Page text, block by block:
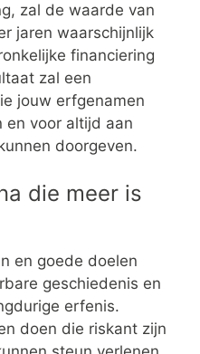
zal de waarde van
jaren waarschijnlijk
financiering
zal een
jouw erfgenamen
en voor altijd aan
doorgeven.
die meer is
en goede doelen
geschiedenis en
erfenis.
doen die riskant zijn